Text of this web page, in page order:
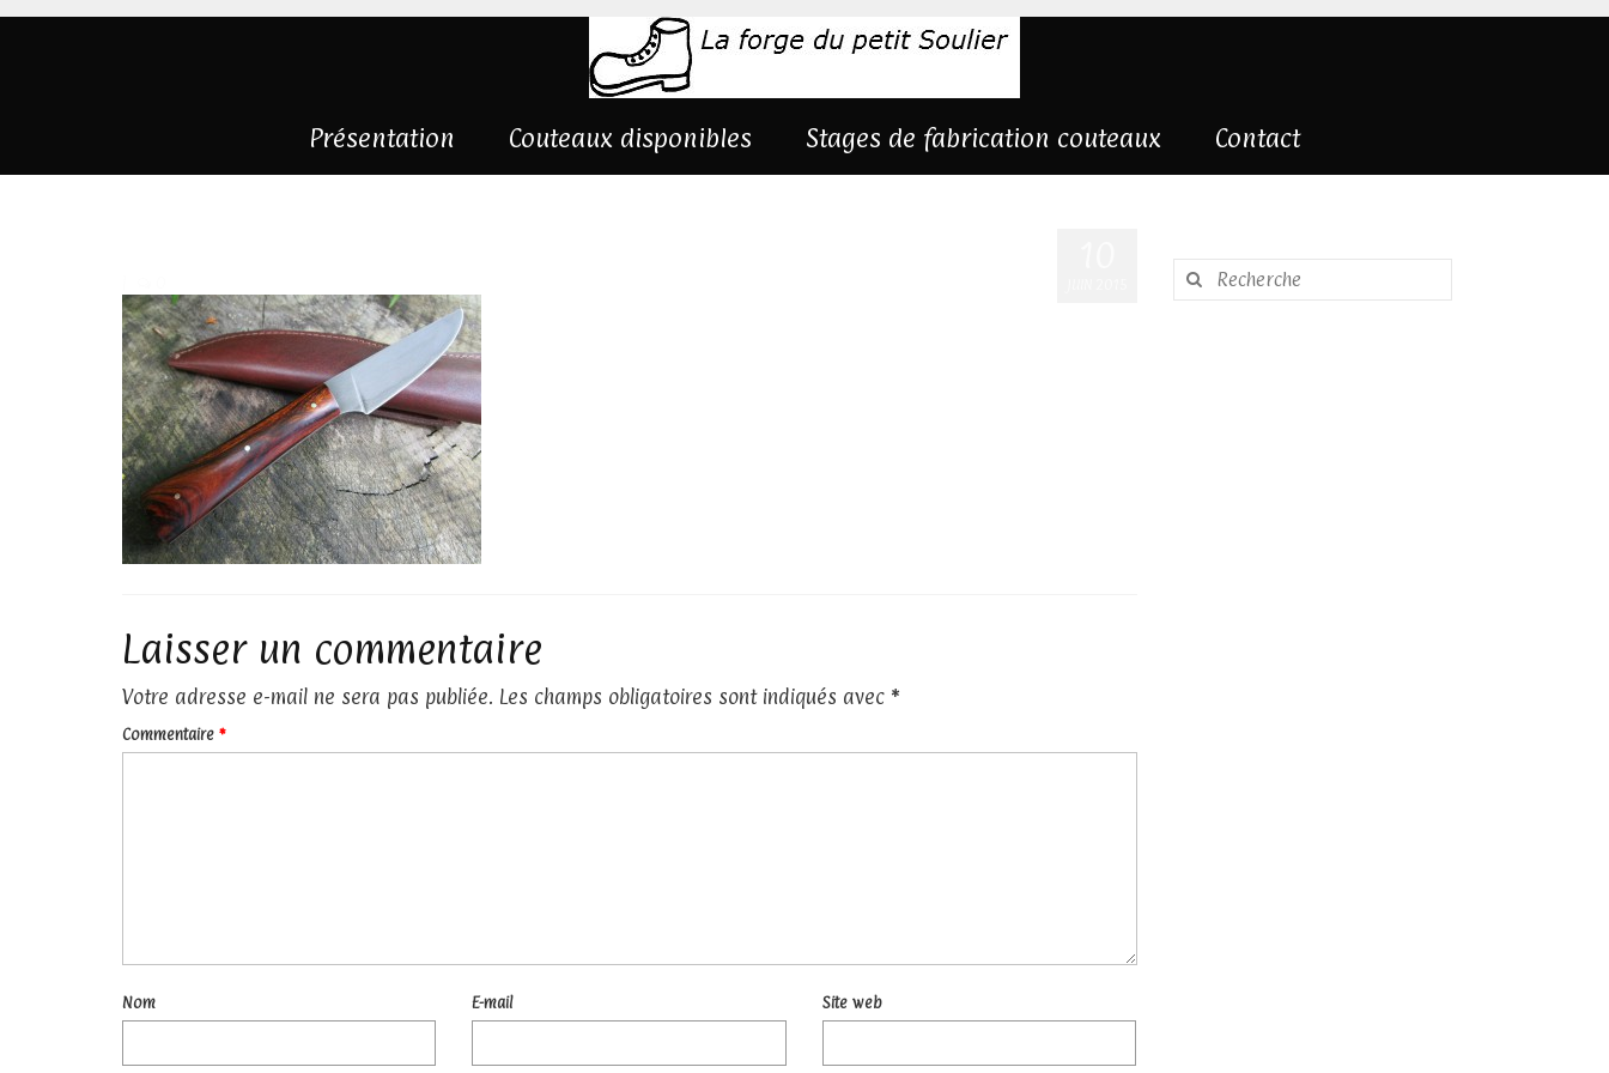
Présentation Couteaux disponibles Stages de fabrication couteaux Contact
Laisser un commentaire
Votre adresse e-mail ne sera pas publiée. Les champs obligatoires sont indiqués avec *
Commentaire *
Nom E-mail Site web
Rechercher
: